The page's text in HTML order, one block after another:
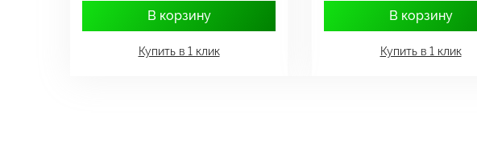
В корзину
Купить в 1 клик
В корзину
Купить в 1 клик